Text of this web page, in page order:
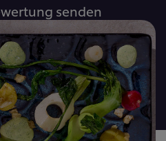
Keine
Bewertungen
für
dieses
recipe
abgegeben
senden